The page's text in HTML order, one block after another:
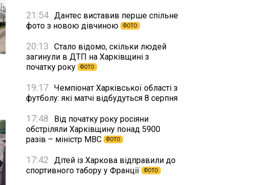
21:54 Дантес виставив перше спільне
фото з новою дівчиною
ФОТО
20:13
Стало відомо, скільки людей
загинули в ДТП на Харківщині з
початку року
ФОТО
19:17 Чемпіонат Харківської області з
футболу: які матчі відбудуться 8 серпня
17:48
Від початку року росіяни
обстріляли Харківщину понад 5900
разів – міністр МВС
ФОТО
17:42
Дітей із Харкова відправили до
спортивного табору у Франції
ФОТО